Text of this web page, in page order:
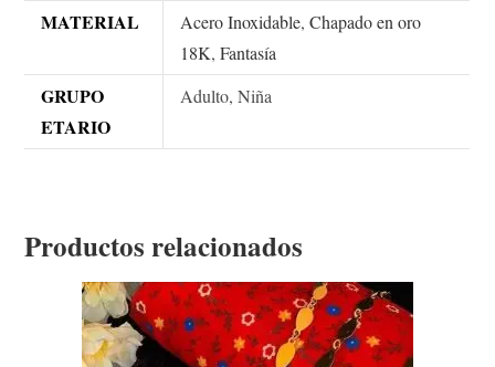
MATERIAL Acero Inoxidable,Chapado en oro
18K,Fantasía
GRUPO
ETARIO
Adulto, Niña
Productos relacionados